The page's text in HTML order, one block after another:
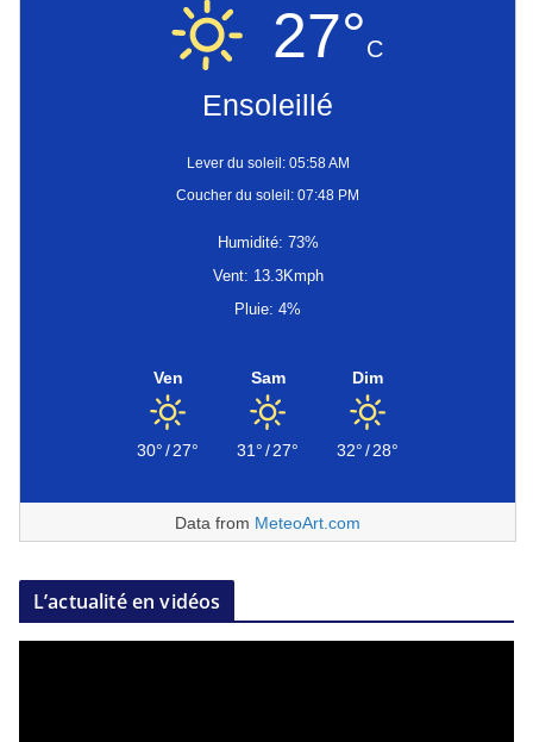
27°C
Ensoleillé
Lever du soleil: 05:58 AM
Coucher du soleil: 07:48 PM
Humidité: 73%
Vent: 13.3Kmph
Pluie: 4%
Ven
30°/27°
Sam
31°/27°
Dim
32°/28°
Data from MeteoArt.com
L’actualité en vidéos